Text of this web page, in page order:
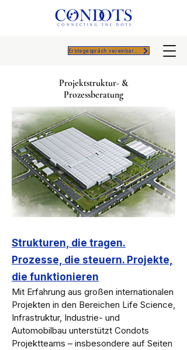
Projektstruktur- &
Prozessberatung
Strukturen, die tragen.
Prozesse, die steuern. Projekte,
die funktionieren​
Mit Erfahrung aus großen internationalen
Projekten in den Bereichen Life Science,
Infrastruktur, Industrie- und
Automobilbau unterstützt Condots
Projektteams – insbesondere auf Seiten